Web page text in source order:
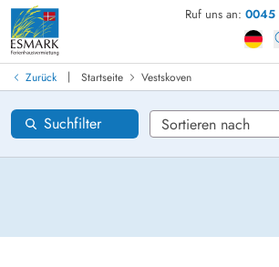
Ruf uns an: 0045
Zurück | Startseite Vestskoven
Suchfilter
Ferienhaus in Dänemark
Anreise
Gebiete